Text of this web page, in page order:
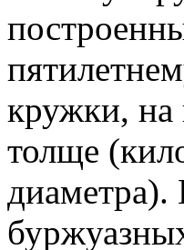
кружки,
толще
диаметра).